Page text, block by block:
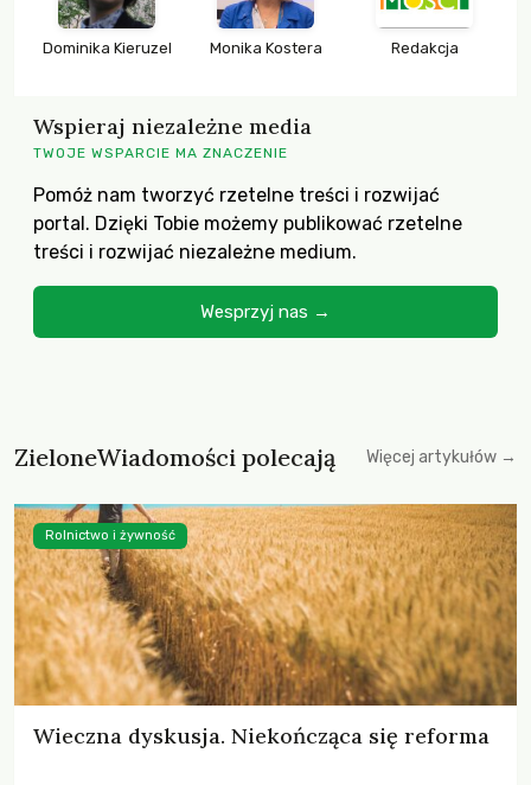
Dominika Kieruzel Monika Kostera Redakcja
Wspieraj niezależne media
TWOJE WSPARCIE MA ZNACZENIE
Pomóż nam tworzyć rzetelne treści i rozwijać
portal. Dzięki Tobie możemy publikować rzetelne
treści i rozwijać niezależne medium.
Wesprzyj nas →
ZieloneWiadomości polecają Więcej artykułów →
Wieczna dyskusja. Niekończąca się reforma
Rolnictwo i żywność